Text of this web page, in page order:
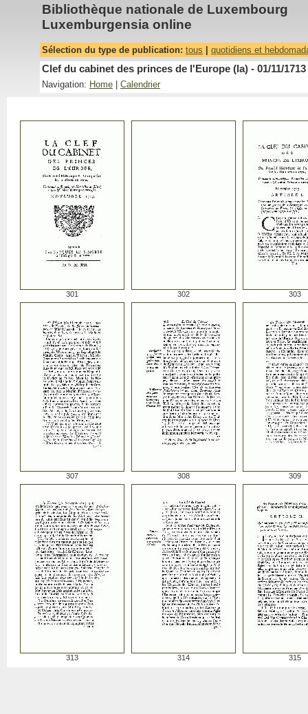
Bibliothèque nationale de Luxembourg
Luxemburgensia online
Sélection du type de publication: tous quotidiens et
Clef du cabinet des princes de l'Europe (la) - 01/11/1713
Navigation: Home Calendrier
301 302 303
307 308 309
313 314 315